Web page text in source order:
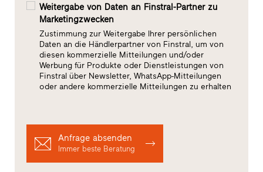
Weitergabe von Daten an Finstral-Partner zu
Marketingzwecken
Zustimmung zur Weitergabe Ihrer persönlichen
Daten an die Händlerpartner von Finstral, um von
diesen kommerzielle Mitteilungen und/oder
Werbung für Produkte oder Dienstleistungen von
Finstral über Newsletter, WhatsApp-Mitteilungen
oder andere kommerzielle Mitteilungen zu erhalten
Anfrage absenden
Immer beste Beratung